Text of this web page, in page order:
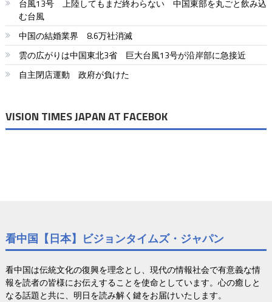
ー
シ
ョ
ン
台風13号 上陸してもまだ終わらない 中国東部を丸ごと飲み込
む台風
中国の結婚業界 8.6万社消滅
雲の広がりは中国東北3省 巨大台風13号が沿岸部に急接近
自主閉店運動 政府が負けた
VISION TIMES JAPAN AT FACEBOK
看中国【日本】ビジョンタイムズ・ジャパン
看中国は伝統文化の復興を理念とし、現代の情報社会で有意義な情
報を読者の皆様にお伝えすることを使命としています。心の癒しと
なる話題と共に、明日を読み解く鍵をお届けいたします。